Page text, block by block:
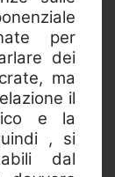
per
dei
ma
il
e la
, si
dal